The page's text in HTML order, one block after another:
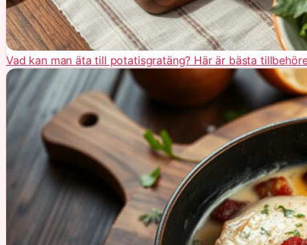
Vad kan man äta till potatisgratäng? Här är bästa